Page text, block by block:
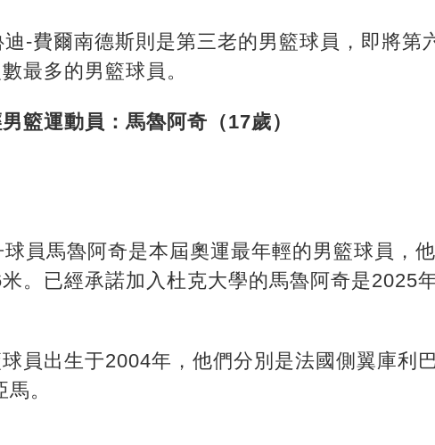
-費爾南德斯則是第三老的男籃球員，即將第
最多的男籃球員。
籃運動員：馬魯阿奇（17歲）
員馬魯阿奇是本屆奧運最年輕的男籃球員，
。已經承諾加入杜克大學的馬魯阿奇是2025
員出生于2004年，他們分別是法國側翼庫利
。